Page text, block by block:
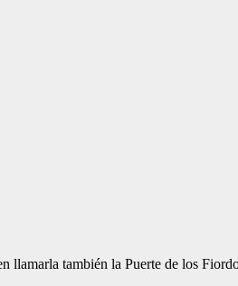
llamarla también la Puerte de los